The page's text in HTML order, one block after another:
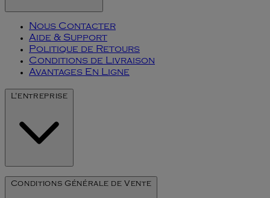
Nous Contacter
Aide & Support
Politique de Retours
Conditions de Livraison
Avantages En Ligne
L'entreprise
Notre Histoire
Conditions Générale de Vente